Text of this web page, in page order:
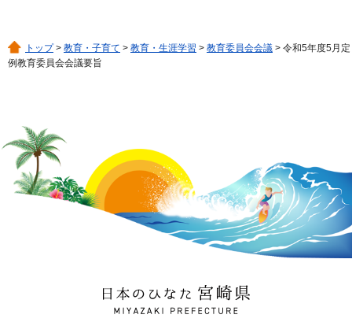
トップ> 教育・子育て > 教育・生涯学習 > 教育委員会会議 > 令和5年度5月定
例教育委員会会議要旨
日本のひなた 宮崎県
MIYAZAKI PREFECTURE